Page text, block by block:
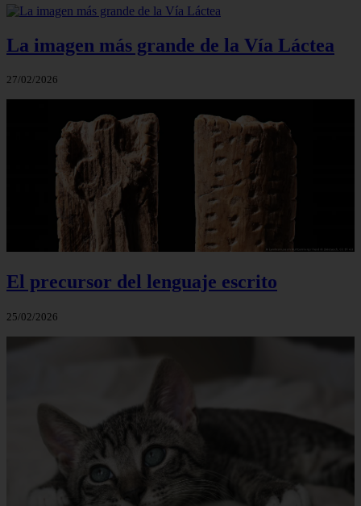
La imagen más grande de la Vía Láctea
27/02/2026
El precursor del lenguaje escrito
25/02/2026